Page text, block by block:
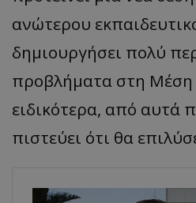
ανώτερου
δημιουργήσει πολύ
προβλήματα στη Μέση
ειδικότερα, από αυτά
πιστεύει ότι θα